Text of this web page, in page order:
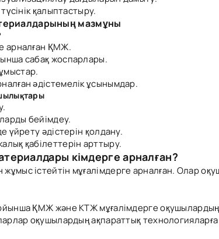
қалыптастыру.
мазмұны
арналған ҚМЖ.
сабақ жоспарлары.
әдістемелік ұсынымдар.
бейімдеу.
үйрету әдістерін қолдану.
қабілеттерін арттыру.
кімдерге арналған?
істейтін мұғалімдерге арналған. Олар
ҚМЖ және КТЖ мұғалімдерге
оқушылардың ақпараттық